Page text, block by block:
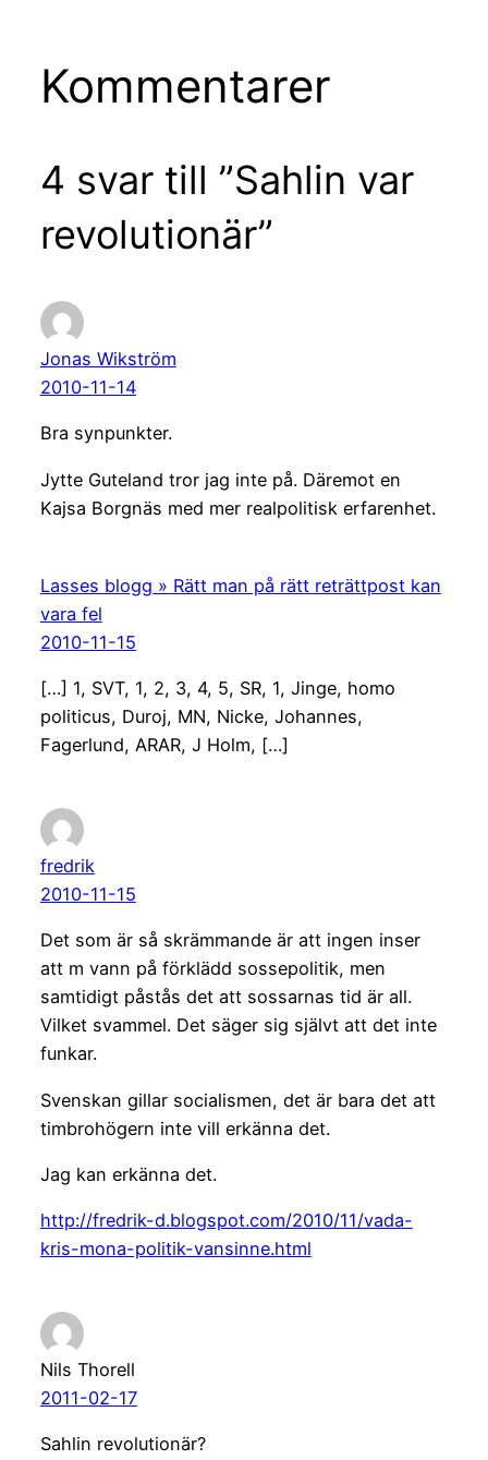
Kommentarer
4 svar till ”Sahlin var
revolutionär”
Jonas Wikström
2010-11-14
Bra synpunkter.
Jytte Guteland tror jag inte på. Däremot en
Kajsa Borgnäs med mer realpolitisk erfarenhet.
Lasses blogg » Rätt man på rätt reträttpost kan
vara fel
2010-11-15
[…] 1, SVT, 1, 2, 3, 4, 5, SR, 1, Jinge, homo
politicus, Duroj, MN, Nicke, Johannes,
Fagerlund, ARAR, J Holm, […]
fredrik
2010-11-15
Det som är så skrämmande är att ingen inser
att m vann på förklädd sossepolitik, men
samtidigt påstås det att sossarnas tid är all.
Vilket svammel. Det säger sig självt att det inte
funkar.
Svenskan gillar socialismen, det är bara det att
timbrohögern inte vill erkänna det.
Jag kan erkänna det.
http://fredrik-d.blogspot.com/2010/11/vada-
kris-mona-politik-vansinne.html
Nils Thorell
2011-02-17
Sahlin revolutionär?